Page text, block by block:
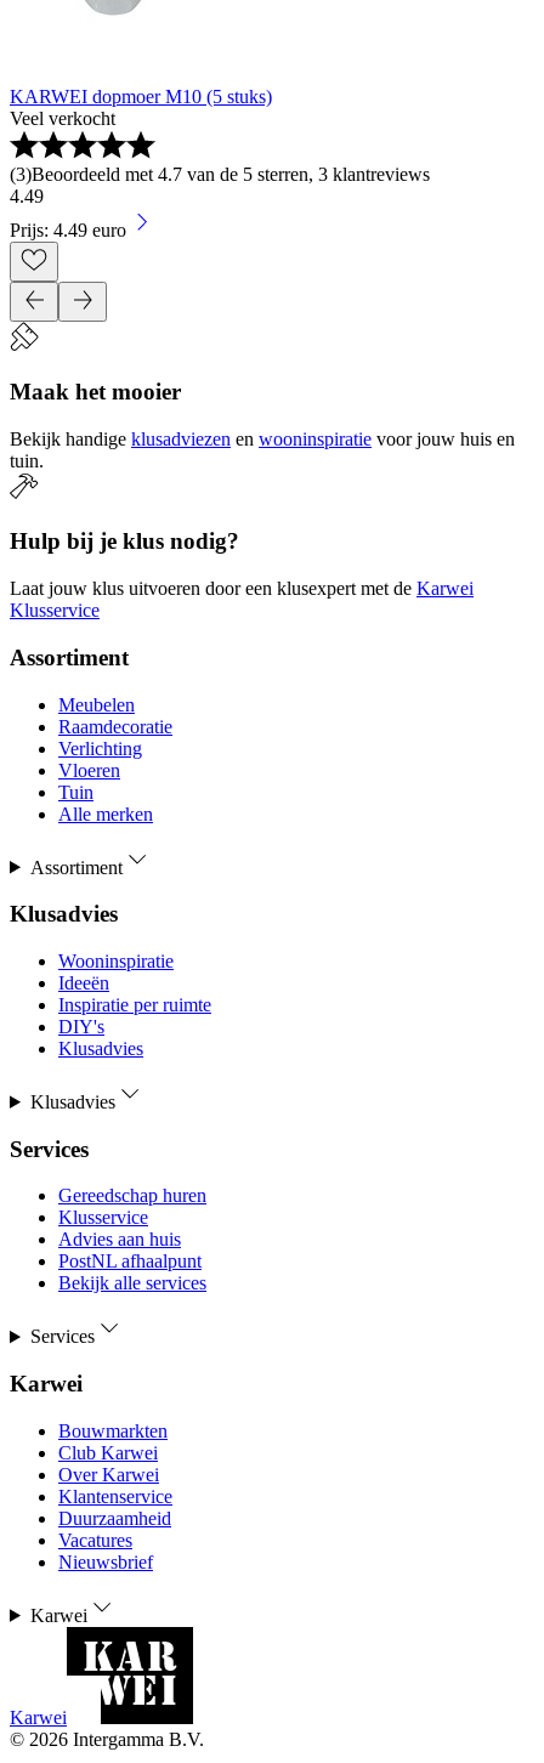
KARWEI dopmoer M10 (5 stuks)
Veel verkocht
(3)Beoordeeld met 4.7 van de 5 sterren, 3 klantreviews
4.49
Prijs: 4.49 euro
Maak het mooier
Bekijk handige klusadviezen en wooninspiratie voor jouw huis en
tuin.
Hulp bij je klus nodig?
Laat jouw klus uitvoeren door een klusexpert met de Karwei
Klusservice
Assortiment
Meubelen
Raamdecoratie
Verlichting
Vloeren
Tuin
Alle merken
Assortiment
Klusadvies
Wooninspiratie
Ideeën
Inspiratie per ruimte
DIY's
Klusadvies
Klusadvies
Services
Gereedschap huren
Klusservice
Advies aan huis
PostNL afhaalpunt
Bekijk alle services
Services
Karwei
Bouwmarkten
Club Karwei
Over Karwei
Klantenservice
Duurzaamheid
Vacatures
Nieuwsbrief
Karwei
Karwei
© 2026 Intergamma B.V.